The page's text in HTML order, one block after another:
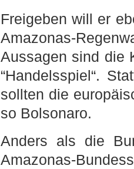
Freigeben will er
Amazonas-
Aussagen sind die
“Handelsspiel“.
sollten die
so Bolsonaro.
Anders als die
Amazonas-